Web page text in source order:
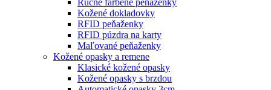
Ručne farbené peňaženky
Kožené dokladovky
RFID peňaženky
RFID púzdra na karty
Maľované peňaženky
Kožené opasky a remene
Klasické kožené opasky
Kožené opasky s brzdou